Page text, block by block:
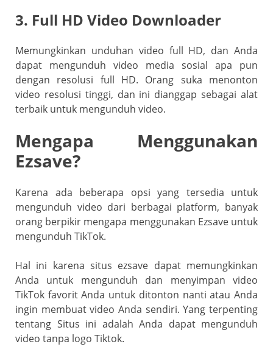
3. Full HD Video Downloader
Memungkinkan unduhan video full HD, dan Anda
dapat mengunduh video media sosial apa pun
dengan resolusi full HD. Orang suka menonton
video resolusi tinggi, dan ini dianggap sebagai alat
terbaik untuk mengunduh video.
Mengapa Menggunakan
Ezsave?
Karena ada beberapa opsi yang tersedia untuk
mengunduh video dari berbagai platform, banyak
orang berpikir mengapa menggunakan Ezsave untuk
mengunduh TikTok.
Hal ini karena situs ezsave dapat memungkinkan
Anda untuk mengunduh dan menyimpan video
TikTok favorit Anda untuk ditonton nanti atau Anda
ingin membuat video Anda sendiri. Yang terpenting
tentang Situs ini adalah Anda dapat mengunduh
video tanpa logo Tiktok.